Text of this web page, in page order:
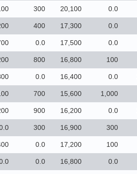
300 20,100 0.0
400 17,300 0.0
0.0 17,500 0.0
800 16,800 100
0.0 16,400 0.0
700 15,600 1,000
900 16,200 0.0
300 16,900 300
0.0 17,200 100
0.0 16,800 0.0